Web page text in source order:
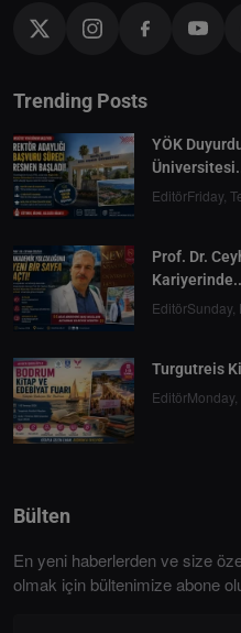
Trending Posts
YÖK
EditörFriday,
Prof. Dr.
EditörSunday,
Turgutreis
Editör
Bülten
En yeni haberlerden ve size
olmak için bültenimize abone